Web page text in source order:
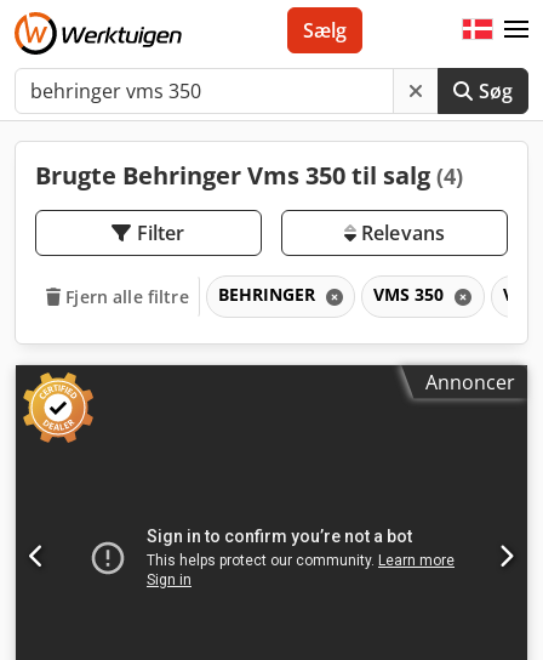
Søg
Sælg
Brugte Behringer Vms 350 til salg (4)
Filter Relevans
Fjern alle filtre BEHRINGER VMS 350
Annoncer